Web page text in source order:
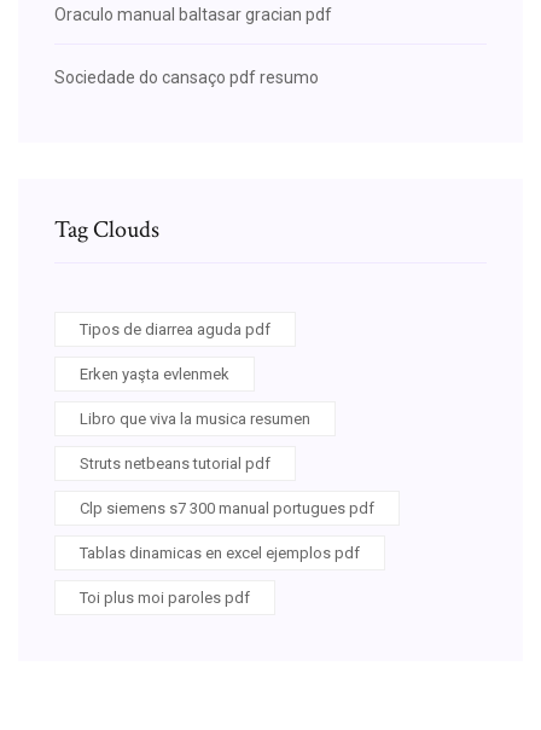
Oraculo manual baltasar gracian pdf
Sociedade do cansaço pdf resumo
Tag Clouds
Tipos de diarrea aguda pdf
Erken yaşta evlenmek
Libro que viva la musica resumen
Struts netbeans tutorial pdf
Clp siemens s7 300 manual portugues pdf
Tablas dinamicas en excel ejemplos pdf
Toi plus moi paroles pdf